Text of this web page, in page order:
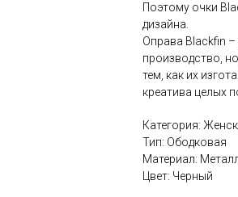
Поэтому очки
дизайна.
Оправа Blackfin –
производство,
тем, как их
креатива целых
Категория:
Тип: Ободковая
Материал:
Цвет: Черный